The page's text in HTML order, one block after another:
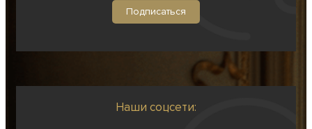
Наши соцсети: